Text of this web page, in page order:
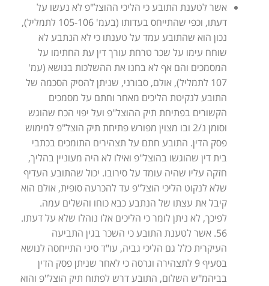
אשר לטענת התובע כי הליכי ההוצל"פ לא נעשו על
דעתו, וכפי שהתייחס בעדותו (בעמ' 105-106 לתמליל),
נכון הוא שהתובע עמד על טענתו כי לא הנתבע לא
שוחח עימו על שכר טרחת עורך דין עת החתימו על
המסמכים והם אף לא בחנו את ההשלכות בנושא (עמ'
107 לתמליל), אולם, סבורני, שניתן להסיק הסכמה של
התובע לנקיטת הליכים מאחר וחתם על מסמכים
הקשורים בפתיחת תיק ההוצל"פ ועל יפוי הכח שהוגש
וסומן נ/2 ובו מצוין מפורש פתיחת תיק הוצל"פ למימוש
פסק הדין. התובע חתם על תצהירים התומכים בכתבי
בית דין שהוגשו בהוצל"פ ואילו לא היה מעוניין בהליך,
חזקה עליו שהיה עומד על סירובו. יכול שהתובע העדיף
שלא לנקוט הליכי הוצל"פ עד להכרעה סופית, אולם הוא
קיבל את עצתו של הנתבע כבא כוחו והשלים עמה.
לפיכך, לא ניתן לומר כי הליכים אלו נוהלו שלא על דעתו.
56. אשר לטענת התובע כי השכר בגין התביעה
העיקרית כלל גם הליכי גביה, עו"ד סיני התייחסה לנושא
בסעיף 9 לתצהירה וגרסה כי לאחר שניתן פסק הדין
בביהמ"ש השלום, התובע דרש לפתוח תיק הוצל"פ והוא